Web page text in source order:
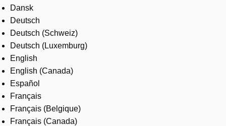
Services
About us
Where to buy
Contact us
Careers
Dansk
Deutsch
Deutsch (Schweiz)
Deutsch (Luxemburg)
English
English (Canada)
Español
Français
Français (Belgique)
Français (Canada)